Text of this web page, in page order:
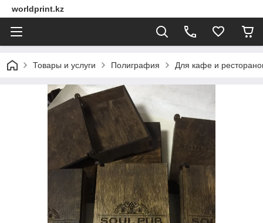
worldprint.kz
Товары и услуги Полиграфия Для кафе и